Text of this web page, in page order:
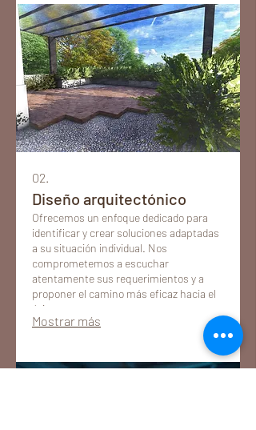
02.
Diseño arquitectónico
Ofrecemos un enfoque dedicado para
identificar y crear soluciones adaptadas
a su situación individual. Nos
comprometemos a escuchar
atentamente sus requerimientos y a
proponer el camino más eficaz hacia el
éxito.
Mostrar más